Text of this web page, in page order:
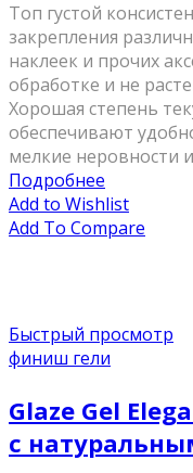
Топ густой
закрепления
наклеек и прочих
обработке и не
Хорошая степень
обеспечивают
мелкие неровности и
Подробнее
Add to Wishlist
Add To Compare
Быстрый просмотр
финиш гели
Glaze Gel
с